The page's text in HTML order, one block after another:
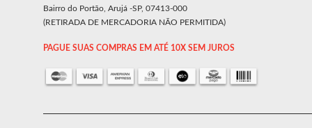
Bairro do Portão, Arujá -SP, 07413-000
(RETIRADA DE MERCADORIA NÃO PERMITIDA)
PAGUE SUAS COMPRAS EM ATÉ 10X SEM JUROS